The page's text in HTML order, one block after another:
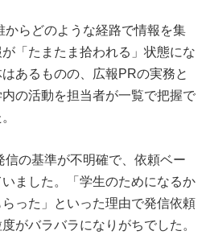
からどのような経路で情報を集
「たまたま拾われる」状態にな
あるものの、広報PRの実務と
の活動を担当者が一覧で把握で
の基準が不明確で、依頼ベー
ました。「学生のためになるか
った」といった理由で発信依頼
がバラバラになりがちでした。